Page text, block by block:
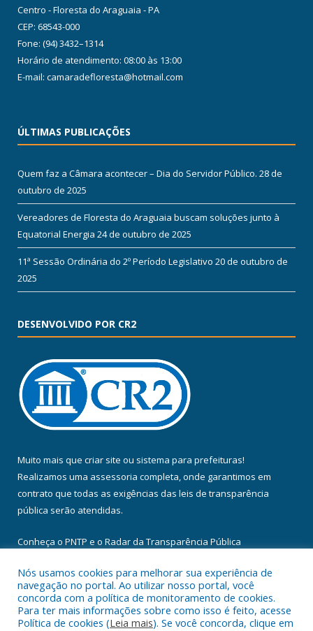
Centro - Floresta do Araguaia - PA
CEP: 68543-000
Fone: (94) 3432–1314
Horário de atendimento: 08:00 às 13:00
E-mail: camaradefloresta@hotmail.com
ÚLTIMAS PUBLICAÇÕES
Quem faz a Câmara acontecer – Dia do Servidor Público. 28 de
outubro de 2025
Vereadores de Floresta do Araguaia buscam soluções junto à
Equatorial Energia 24 de outubro de 2025
11ª Sessão Ordinária do 2º Período Legislativo 20 de outubro de
2025
DESENVOLVIDO POR CR2
Muito mais que criar site ou sistema para prefeituras!
Realizamos uma assessoria completa, onde garantimos em
contrato que todas as exigências das leis de transparência
pública serão atendidas.
Conheça o PNTP e o Radar da Transparência Pública
Todos os direitos reservados a Câmara Municipal de Floresta do
Araguaia.
Nós usamos cookies para melhorar sua experiência de
navegação no portal. Ao utilizar nosso portal, você
concorda com a política de monitoramento de cookies.
Para ter mais informações sobre como isso é feito, acesse
Política de cookies (Leia mais). Se você concorda, clique em